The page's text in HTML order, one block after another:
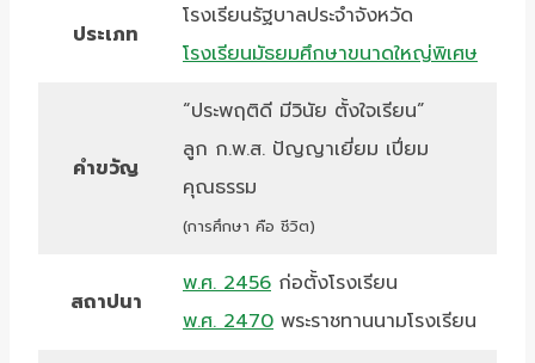
ประเภท
โรงเรียนรัฐบาลประจำจังหวัด
โรงเรียนมัธยมศึกษาขนาดใหญ่พิเศษ
คำขวัญ
“ประพฤติดี มีวินัย ตั้งใจเรียน”
ลูก ก.พ.ส. ปัญญาเยี่ยม เปี่ยม
คุณธรรม
(การศึกษา คือ ชีวิต)
สถาปนา
พ.ศ. 2456 ก่อตั้งโรงเรียน
พ.ศ. 2470 พระราชทานนามโรงเรียน